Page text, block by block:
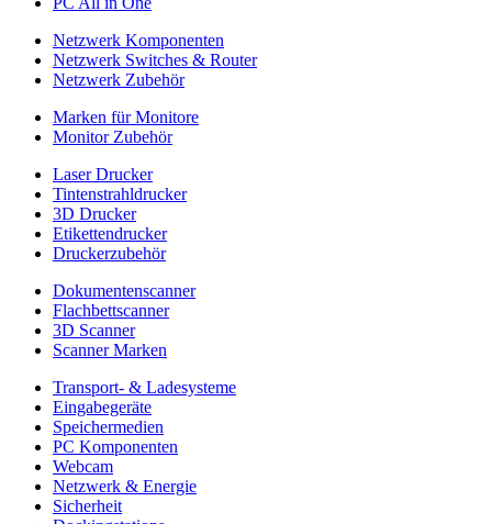
Netzwerk Komponenten
Netzwerk Switches & Router
Netzwerk Zubehör
Marken für Monitore
Monitor Zubehör
Laser Drucker
Tintenstrahldrucker
3D Drucker
Etikettendrucker
Druckerzubehör
Dokumentenscanner
Flachbettscanner
3D Scanner
Scanner Marken
Transport- & Ladesysteme
Eingabegeräte
Speichermedien
PC Komponenten
Webcam
Netzwerk & Energie
Sicherheit